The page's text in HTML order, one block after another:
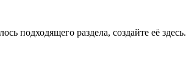
подходящего раздела, создайте её здесь.